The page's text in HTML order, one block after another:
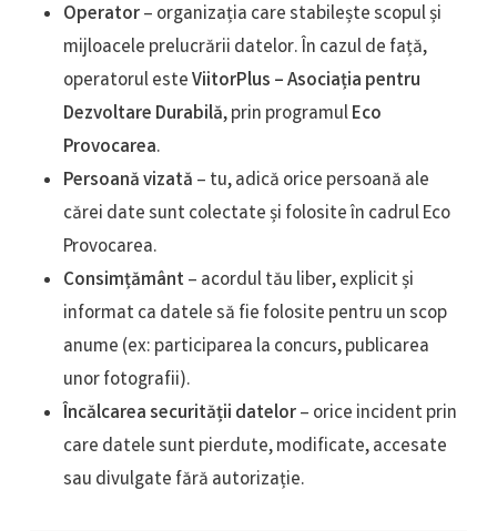
Operator– organizația care stabilește scopul și
mijloacele prelucrării datelor. În cazul de față,
operatorul esteViitorPlus – Asociația pentru
Dezvoltare Durabilă, prin programulEco
Provocarea.
Persoană vizată – tu, adică orice persoană ale
cărei date sunt colectate și folosite în cadrul Eco
Provocarea.
Consimțământ– acordul tău liber, explicit și
informat ca datele să fie folosite pentru un scop
anume (ex: participarea la concurs, publicarea
unor fotografii).
Încălcarea securității datelor– orice incident prin
care datele sunt pierdute, modificate, accesate
sau divulgate fără autorizație.